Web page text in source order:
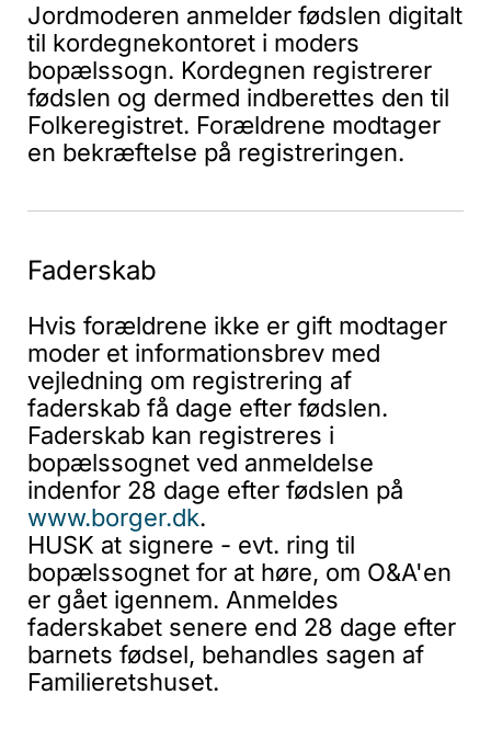
Jordmoderen anmelder fødslen digitalt
til kordegnekontoret i moders
bopælssogn. Kordegnen registrerer
fødslen og dermed indberettes den til
Folkeregistret. Forældrene modtager
en bekræftelse på registreringen.
Faderskab
Hvis forældrene ikke er gift modtager
moder et informationsbrev med
vejledning om registrering af
faderskab få dage efter fødslen.
Faderskab kan registreres i
bopælssognet ved anmeldelse
indenfor 28 dage efter fødslen på
www.borger.dk.
HUSK at signere - evt. ring til
bopælssognet for at høre, om O&A'en
er gået igennem. Anmeldes
faderskabet senere end 28 dage efter
barnets fødsel, behandles sagen af
Familieretshuset.